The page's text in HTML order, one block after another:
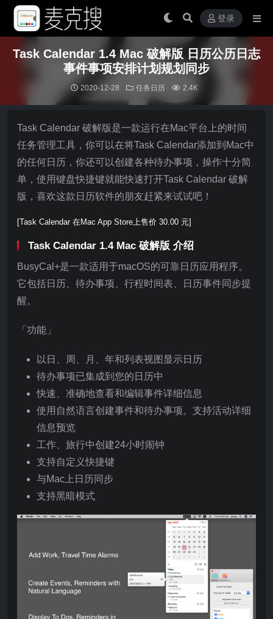
登录
Task Calendar 1.4 Mac 破解版 日历公历日志
事件事项安排计划规划同步
2020-12-28 任务日历 2.4K
Task Calendar 破解版是一款运行在Mac平台上的时间
任务管理工具，你可以在将Task Calendar添加到Mac中
的任何日历，你还可以创建各种待办事项，操作十分简
单，使用键盘快捷键就能快速打开Task Calendar 破解
版，喜欢这款日历软件的朋友赶紧来试试吧！
[Task Calendar 在Mac App Store上售价 30.00 元]
Task Calendar 1.4 Mac 破解版 介绍
BusyCal+是一款适用于macOS的可靠日历应用程序。
它包括日历、待办事项、行程时间表、日历事件同步提
醒。
「功能」
以日、周、月、年和列表视图显示日历
待办事项已集成到您的日历中
快速、准确地查看和编辑事件详细信息
使用自然语言创建事件和待办事项。支持活动详细
信息预览
工作、旅行中创建24小时闹钟
支持自定义快捷键
与Mac上日历同步
支持黑暗模式